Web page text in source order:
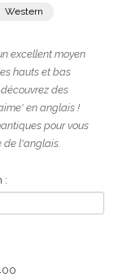
Western
excellent moyen
hauts et bas
des
en anglais !
pour vous
de l'anglais.
: